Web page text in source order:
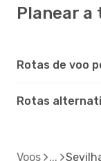
Planear a
Rotas de voo
Rotas
Voos